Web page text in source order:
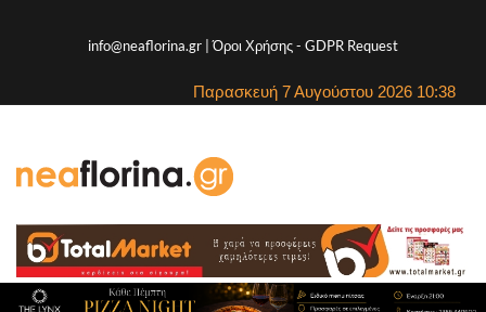
info@neaflorina.gr |Όροι Χρήσης- GDPR Request
Παρασκευή 7 Αυγούστου 2026 10:38